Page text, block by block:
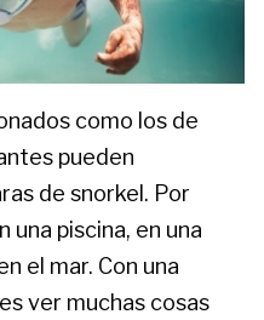
como los de
pueden
de snorkel. Por
piscina, en una
el mar. Con una
ver muchas cosas